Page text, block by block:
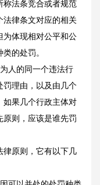
称法条竞合或者规范
法律条文对应的相关
为体现相对公平和公
的处罚。
人的同一个违法行
罚理由，以及由几个
如果几个行政主体对
则，应该是谁先罚
律原则，它有以下几